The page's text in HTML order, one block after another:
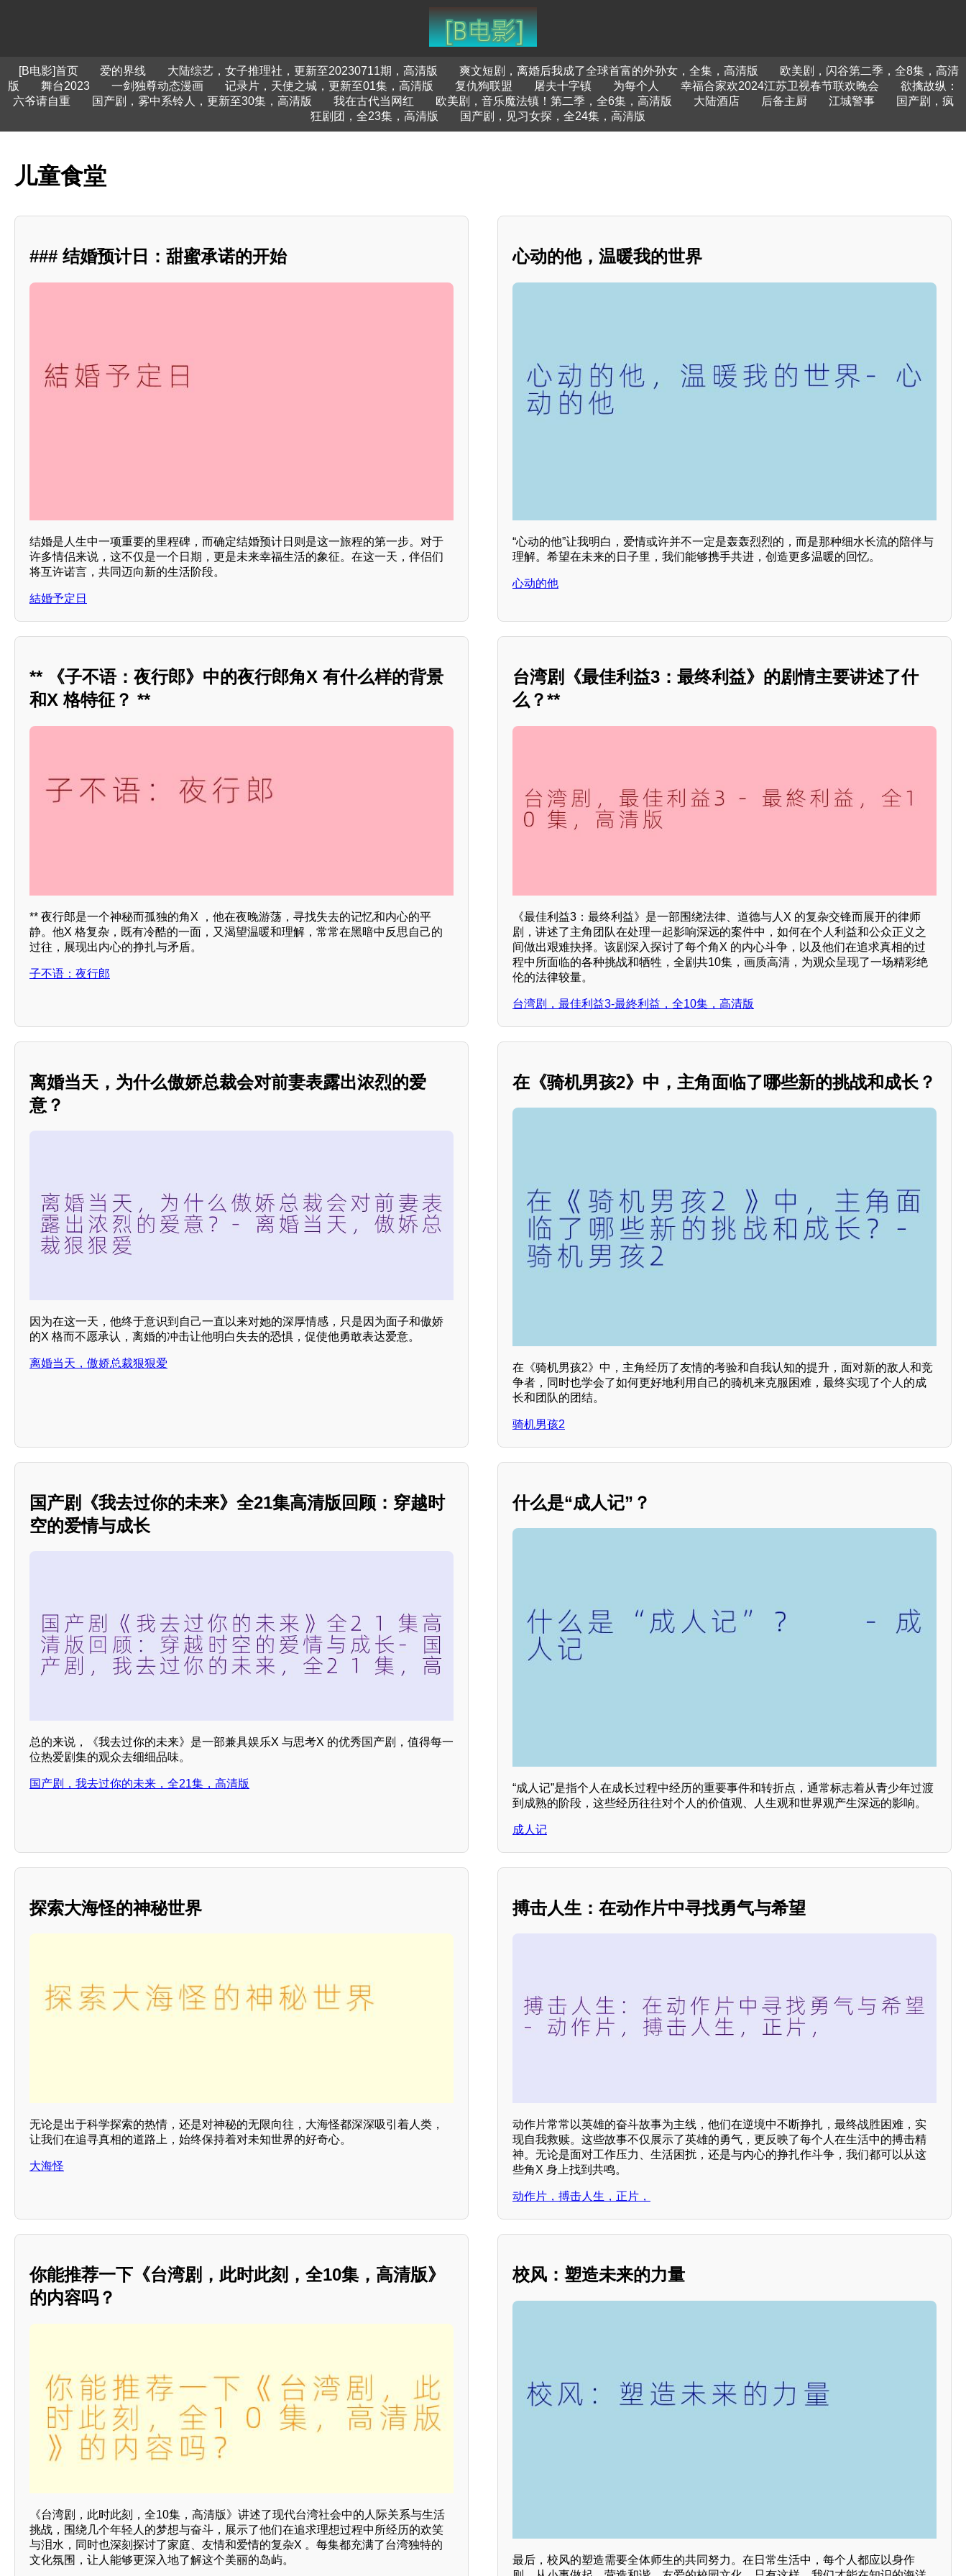
[B电影]首页 爱的界线 大陆综艺，女子推理社，更新至20230711期，高清版 爽文短剧，离婚后我成了全球首富的外孙女，全集，高清版
欧美剧，闪谷第二季，全8集，高清
版
舞台2023 一剑独尊动态漫画 记录片，天使之城，更新至01集，高清版 复仇狗联盟 屠夫十字镇 为每个人 幸福合家欢2024江苏卫视春节联欢晚会
欲擒故纵：
六爷请自重
国产剧，雾中系铃人，更新至30集，高清版 我在古代当网红 欧美剧，音乐魔法镇！第二季，全6集，高清版 大陆酒店 后备主厨 江城警事
国产剧，疯
狂剧团，全23集，高清版
国产剧，见习女探，全24集，高清版
儿童食堂
### 结婚预计日：甜蜜承诺的开始
结婚是人生中一项重要的里程碑，而确定结婚预计日则是这一旅程的第一步。对于
许多情侣来说，这不仅是一个日期，更是未来幸福生活的象征。在这一天，伴侣们
将互许诺言，共同迈向新的生活阶段。
結婚予定日
心动的他，温暖我的世界
“心动的他”让我明白，爱情或许并不一定是轰轰烈烈的，而是那种细水长流的陪伴与
理解。希望在未来的日子里，我们能够携手共进，创造更多温暖的回忆。
心动的他
** 《子不语：夜行郎》中的夜行郎角X 有什么样的背景
和X 格特征？ **
** 夜行郎是一个神秘而孤独的角X ，他在夜晚游荡，寻找失去的记忆和内心的平
静。他X 格复杂，既有冷酷的一面，又渴望温暖和理解，常常在黑暗中反思自己的
过往，展现出内心的挣扎与矛盾。
子不语：夜行郎
台湾剧《最佳利益3：最终利益》的剧情主要讲述了什
么？**
《最佳利益3：最终利益》是一部围绕法律、道德与人X 的复杂交锋而展开的律师
剧，讲述了主角团队在处理一起影响深远的案件中，如何在个人利益和公众正义之
间做出艰难抉择。该剧深入探讨了每个角X 的内心斗争，以及他们在追求真相的过
程中所面临的各种挑战和牺牲，全剧共10集，画质高清，为观众呈现了一场精彩绝
伦的法律较量。
台湾剧，最佳利益3-最終利益，全10集，高清版
离婚当天，为什么傲娇总裁会对前妻表露出浓烈的爱
意？
因为在这一天，他终于意识到自己一直以来对她的深厚情感，只是因为面子和傲娇
的X 格而不愿承认，离婚的冲击让他明白失去的恐惧，促使他勇敢表达爱意。
离婚当天，傲娇总裁狠狠爱
在《骑机男孩2》中，主角面临了哪些新的挑战和成长？
在《骑机男孩2》中，主角经历了友情的考验和自我认知的提升，面对新的敌人和竞
争者，同时也学会了如何更好地利用自己的骑机来克服困难，最终实现了个人的成
长和团队的团结。
骑机男孩2
国产剧《我去过你的未来》全21集高清版回顾：穿越时
空的爱情与成长
总的来说，《我去过你的未来》是一部兼具娱乐X 与思考X 的优秀国产剧，值得每一
位热爱剧集的观众去细细品味。
国产剧，我去过你的未来，全21集，高清版
什么是“成人记”？
“成人记”是指个人在成长过程中经历的重要事件和转折点，通常标志着从青少年过渡
到成熟的阶段，这些经历往往对个人的价值观、人生观和世界观产生深远的影响。
成人记
探索大海怪的神秘世界
无论是出于科学探索的热情，还是对神秘的无限向往，大海怪都深深吸引着人类，
让我们在追寻真相的道路上，始终保持着对未知世界的好奇心。
大海怪
搏击人生：在动作片中寻找勇气与希望
动作片常常以英雄的奋斗故事为主线，他们在逆境中不断挣扎，最终战胜困难，实
现自我救赎。这些故事不仅展示了英雄的勇气，更反映了每个人在生活中的搏击精
神。无论是面对工作压力、生活困扰，还是与内心的挣扎作斗争，我们都可以从这
些角X 身上找到共鸣。
动作片，搏击人生，正片，
你能推荐一下《台湾剧，此时此刻，全10集，高清版》
的内容吗？
《台湾剧，此时此刻，全10集，高清版》讲述了现代台湾社会中的人际关系与生活
挑战，围绕几个年轻人的梦想与奋斗，展示了他们在追求理想过程中所经历的欢笑
与泪水，同时也深刻探讨了家庭、友情和爱情的复杂X 。每集都充满了台湾独特的
文化氛围，让人能够更深入地了解这个美丽的岛屿。
校风：塑造未来的力量
最后，校风的塑造需要全体师生的共同努力。在日常生活中，每个人都应以身作